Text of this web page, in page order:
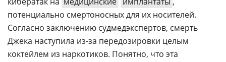
потенциально смертоносных для их носителей.
Согласно заключению судмедэкспертов, смерть
Джека наступила из-за передозировки целым
коктейлем из наркотиков. Понятно, что эта